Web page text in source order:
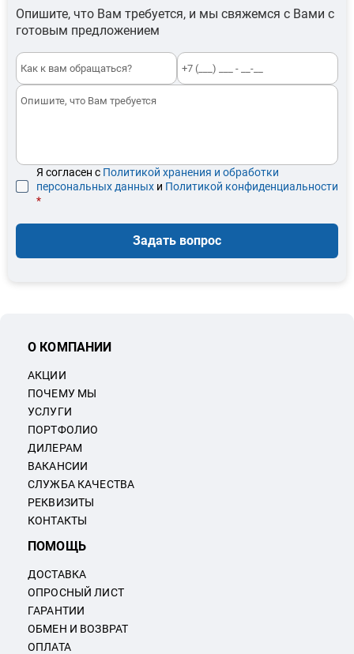
Опишите, что Вам требуется, и мы свяжемся с Вами с
готовым предложением
Я согласен с Политикой хранения и обработки
персональных данных и Политикой конфиденциальности
*
Задать вопрос
О КОМПАНИИ
АКЦИИ
ПОЧЕМУ МЫ
УСЛУГИ
ПОРТФОЛИО
ДИЛЕРАМ
ВАКАНСИИ
СЛУЖБА КАЧЕСТВА
РЕКВИЗИТЫ
КОНТАКТЫ
ПОМОЩЬ
ДОСТАВКА
ОПРОСНЫЙ ЛИСТ
ГАРАНТИИ
ОБМЕН И ВОЗВРАТ
ОПЛАТА